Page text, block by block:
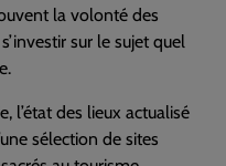
la volonté des
sur le sujet quel
l’état des lieux actualisé
sélection de sites